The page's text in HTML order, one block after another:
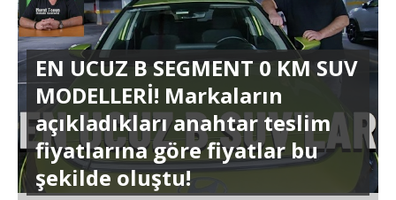
EN UCUZ B SEGMENT 0 KM SUV
MODELLERİ! Markaların
açıkladıkları anahtar teslim
fiyatlarına göre fiyatlar bu
şekilde oluştu!